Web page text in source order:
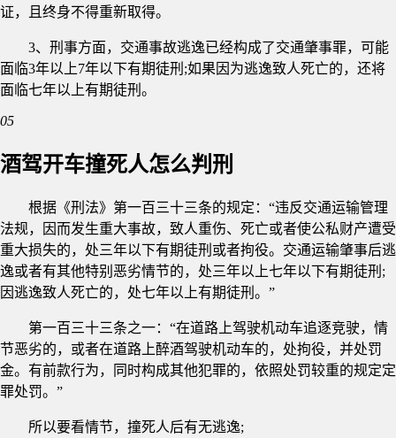
证，且终身不得重新取得。
3、刑事方面，交通事故逃逸已经构成了交通肇事罪，可能
面临3年以上7年以下有期徒刑;如果因为逃逸致人死亡的，还将
面临七年以上有期徒刑。
05
酒驾开车撞死人怎么判刑
根据《刑法》第一百三十三条的规定：“违反交通运输管理
法规，因而发生重大事故，致人重伤、死亡或者使公私财产遭受
重大损失的，处三年以下有期徒刑或者拘役。交通运输肇事后逃
逸或者有其他特别恶劣情节的，处三年以上七年以下有期徒刑;
因逃逸致人死亡的，处七年以上有期徒刑。”
第一百三十三条之一：“在道路上驾驶机动车追逐竞驶，情
节恶劣的，或者在道路上醉酒驾驶机动车的，处拘役，并处罚
金。有前款行为，同时构成其他犯罪的，依照处罚较重的规定定
罪处罚。”
所以要看情节，撞死人后有无逃逸;